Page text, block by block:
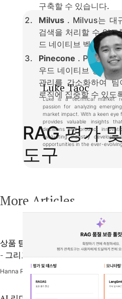
구축할 수 있습니다.
Milvus. Milvus는 대
검색을 처리할 수 있도
드 네이티브 벡터 데이
Pinecone . Pinecone
우드 네이티브 경험을
관리를 간소화하여 팀
로직에 집중할 수 있도
RAG 평가
도구
Luke Taoc
Luke is a technical market
passion for analyzing
market impact. With a keen eye
provides valuable insights
decisions and product
evaluating industry
opportunities in the ever-
More Articles
상품 탐색 실패가 초래하는 숨은 비
- 그리고 생성형 AI가 제시하는 해
Hanna Rico